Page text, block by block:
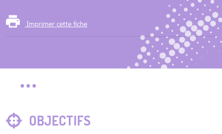
OBJECTIFS
Imprimer cette fiche